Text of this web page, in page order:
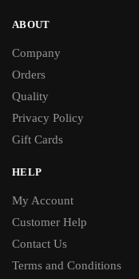
ABOUT
Company
Orders
Quality
Privacy Policy
Gift Cards
HELP
My Account
Customer Help
Contact Us
Terms and Conditions